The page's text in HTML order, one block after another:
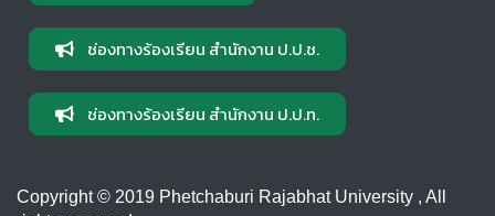
ช่องทางร้องเรียน สำนักงาน ป.ป.ช.
ช่องทางร้องเรียน สำนักงาน ป.ป.ท.
Copyright © 2019 Phetchaburi Rajabhat University , All